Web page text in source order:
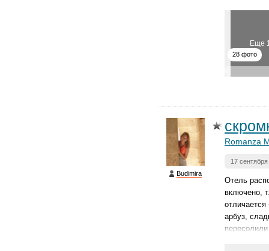
Еще
28 фото
Budimira
Romanza
17
Отель
включено,
арбуз,